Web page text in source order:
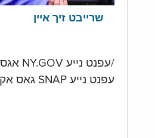
שרייבט זיך איין
/עפנט נייע NY.GOV אגסקאהאל
עפנט נייע SNAP גאס אקאונט